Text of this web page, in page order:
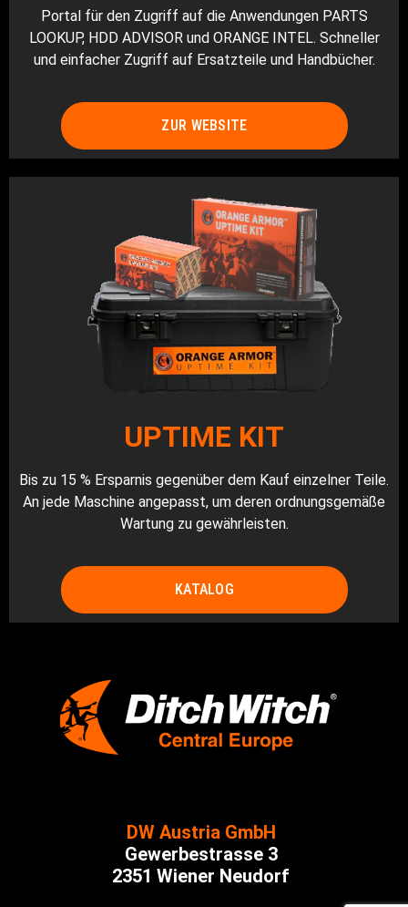
Portal für den Zugriff auf die Anwendungen PARTS
LOOKUP, HDD ADVISOR und ORANGE INTEL. Schneller
und einfacher Zugriff auf Ersatzteile und Handbücher.
ZUR WEBSITE
UPTIME KIT
Bis zu 15 % Ersparnis gegenüber dem Kauf einzelner Teile.
An jede Maschine angepasst, um deren ordnungsgemäße
Wartung zu gewährleisten.
KATALOG
DW Austria GmbH
Gewerbestrasse 3
2351 Wiener Neudorf